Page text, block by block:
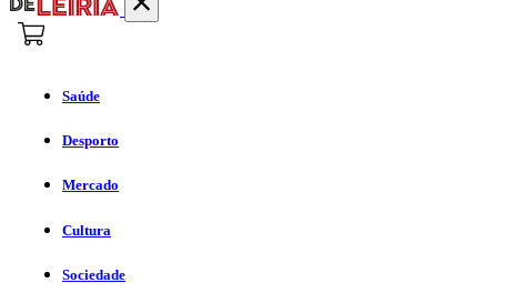
Saúde
Desporto
Mercado
Cultura
Sociedade